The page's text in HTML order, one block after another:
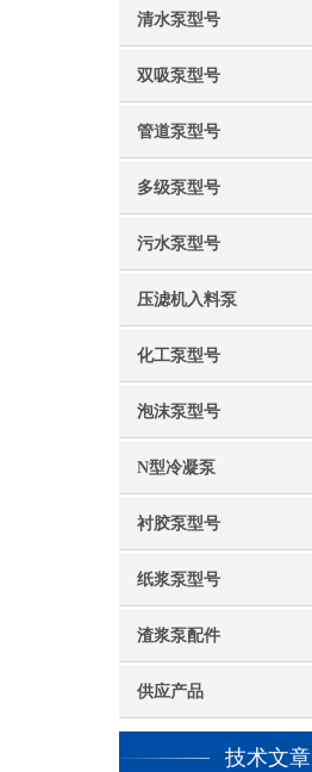
清水泵型号
双吸泵型号
管道泵型号
多级泵型号
污水泵型号
压滤机入料泵
化工泵型号
泡沫泵型号
N型冷凝泵
衬胶泵型号
纸浆泵型号
渣浆泵配件
供应产品
技术文章